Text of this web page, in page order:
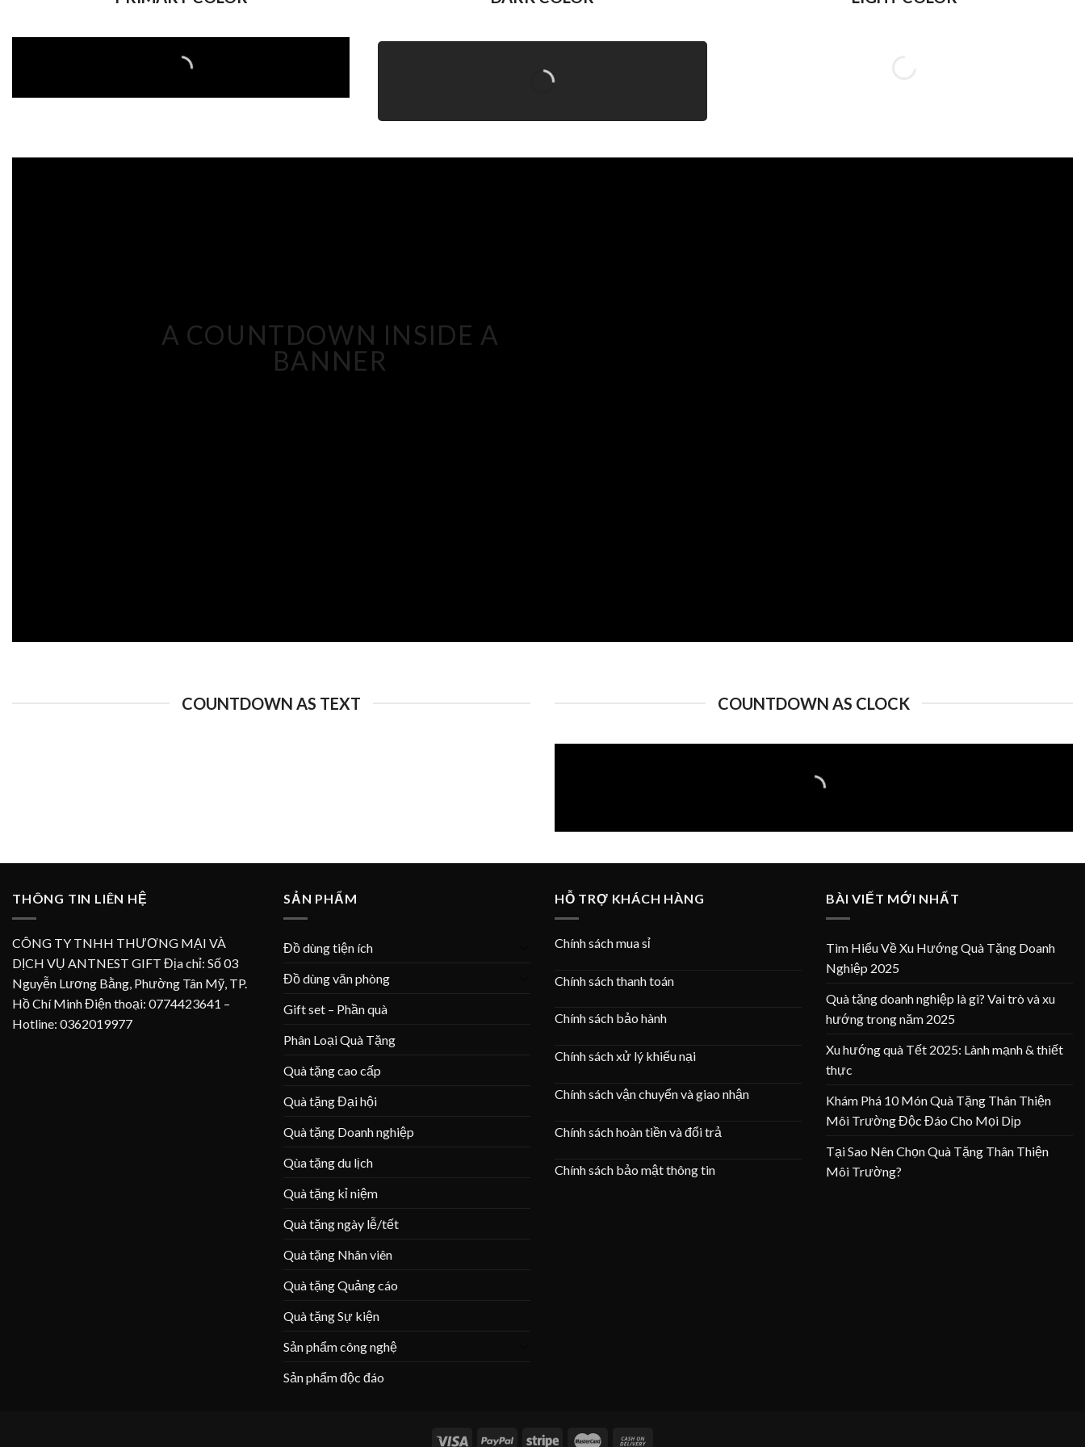
A COUNTDOWN INSIDE A
BANNER
COUNTDOWN AS TEXT COUNTDOWN AS CLOCK
THÔNG TIN LIÊN HỆ
CÔNG TY TNHH THƯƠNG MẠI VÀ
DỊCH VỤ ANTNEST GIFT Địa chỉ: Số 03
Nguyễn Lương Bằng, Phường Tân Mỹ, TP.
Hồ Chí Minh Điện thoại: 0774423641 –
Hotline: 0362019977
SẢN PHẨM
Đồ dùng tiện ích
Đồ dùng văn phòng
Gift set – Phần quà
Phân Loại Quà Tặng
Quà tặng cao cấp
Quà tặng Đại hội
Quà tặng Doanh nghiệp
Qùa tặng du lịch
Quà tặng kỉ niệm
Quà tặng ngày lễ/tết
Quà tặng Nhân viên
Quà tặng Quảng cáo
Quà tặng Sự kiện
Sản phẩm công nghệ
Sản phẩm độc đáo
HỖ TRỢ KHÁCH HÀNG
Chính sách mua sỉ
Chính sách thanh toán
Chính sách bảo hành
Chính sách xử lý khiếu nại
Chính sách vận chuyển và giao nhận
Chính sách hoàn tiền và đổi trả
Chính sách bảo mật thông tin
BÀI VIẾT MỚI NHẤT
Tìm Hiểu Về Xu Hướng Quà Tặng Doanh
Nghiệp 2025
Quà tặng doanh nghiệp là gì? Vai trò và xu
hướng trong năm 2025
Xu hướng quà Tết 2025: Lành mạnh & thiết
thực
Khám Phá 10 Món Quà Tặng Thân Thiện
Môi Trường Độc Đáo Cho Mọi Dịp
Tại Sao Nên Chọn Quà Tặng Thân Thiện
Môi Trường?